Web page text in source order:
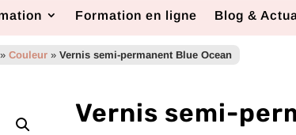
Formation en ligne Blog &
»Couleur »Vernis semi-permanent Blue Ocean
Vernis semi-